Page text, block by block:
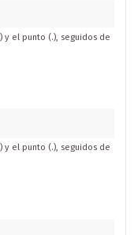
el punto (.), seguidos de
el punto (.), seguidos de